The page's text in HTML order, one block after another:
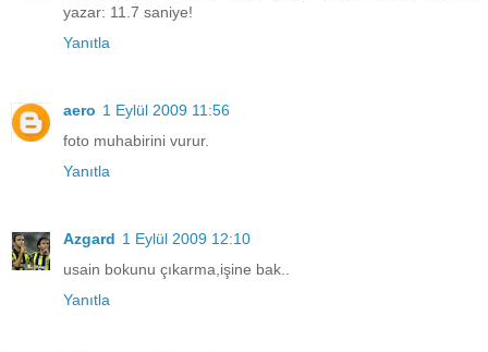
yazar: 11.7 saniye!
Yanıtla
aero 1 Eylül 2009 11:56
foto muhabirini vurur.
Yanıtla
Azgard 1 Eylül 2009 12:10
usain bokunu çıkarma,işine bak..
Yanıtla